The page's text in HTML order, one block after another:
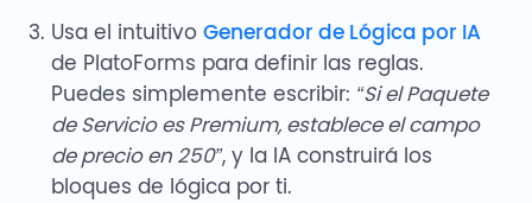
Usa el intuitivo Generador de Lógica por IA
de PlatoForms para definir las reglas.
Puedes simplemente escribir: “Si el Paquete
de Servicio es Premium, establece el campo
de precio en 250”, y la IA construirá los
bloques de lógica por ti.